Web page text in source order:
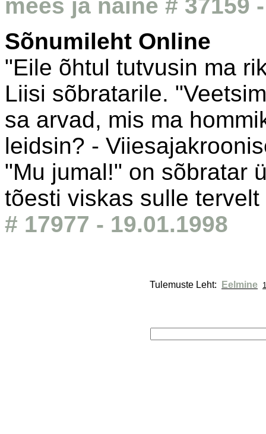
mees ja naine # 37159
Sõnumileht Online
"Eile õhtul tutvusin ma
Liisi sõbratarile.
sa arvad, mis ma
leidsin? -
"Mu jumal!" on sõbratar
tõesti viskas sulle
# 17977 - 19.01.1998
Tulemuste Leht: Eelmine